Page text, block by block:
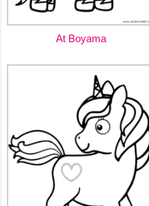
At Boyama